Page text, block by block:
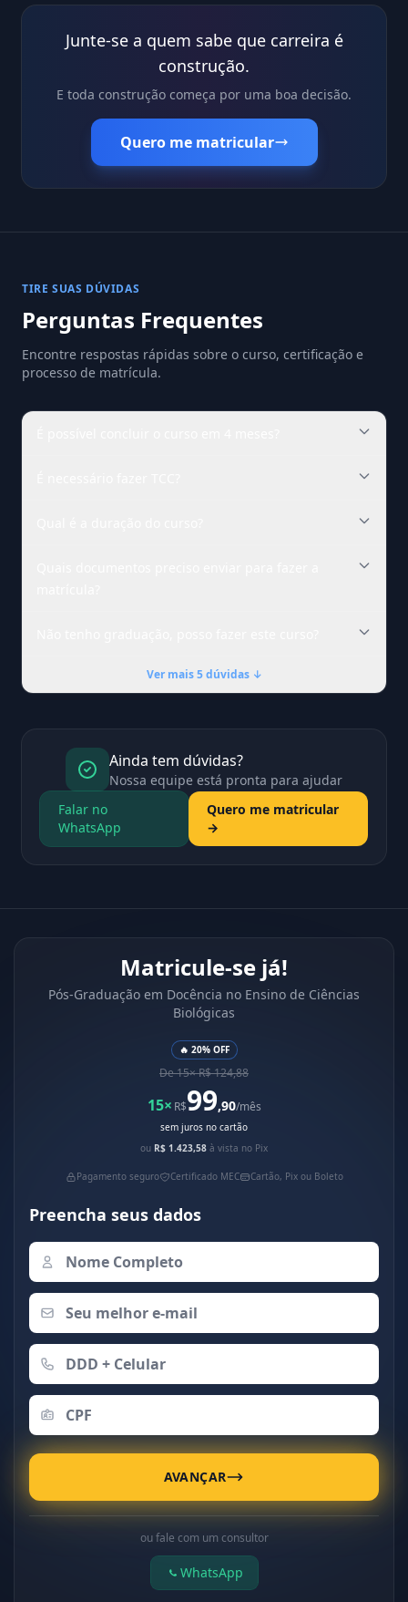
Junte-se a quem sabe que carreira é
construção.
E toda construção começa por uma boa decisão.
Quero me matricular
TIRE SUAS DÚVIDAS
Perguntas Frequentes
Encontre respostas rápidas sobre o curso, certificação e
processo de matrícula.
Ver mais 5 dúvidas ↓
Ainda tem dúvidas?
Nossa equipe está pronta para ajudar
Falar no
WhatsApp
Quero me matricular
→
Matricule-se já!
Pós-Graduação em Docência no Ensino de Ciências
Biológicas
🔥 20% OFF
De 15× R$ 124,88
15× R$99,90/mês
sem juros no cartão
ou R$ 1.423,58 à vista no Pix
Pagamento seguro Certificado MEC Cartão, Pix ou Boleto
Preencha seus dados
AVANÇAR
ou fale com um consultor
WhatsApp